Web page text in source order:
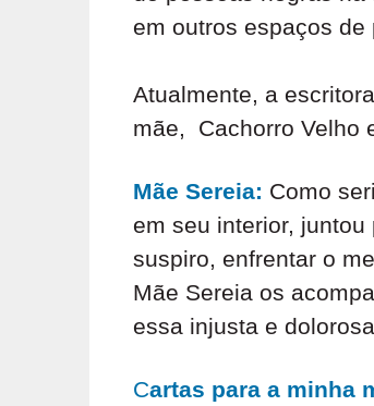
em outros espaços de
Atualmente, a
mãe, Cachorro Velho
Mãe Sereia: S
i
t
e
e
t
Como
em seu interior,
suspiro, enfrentar o
Mãe Sereia os
essa injusta e
Cartas para a minha